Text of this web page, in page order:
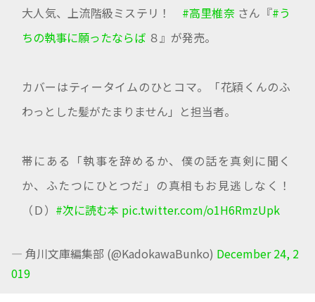
大人気、上流階級ミステリ！ #高里椎奈さん『#う
ちの執事に願ったならば ８』が発売。
カバーはティータイムのひとコマ。「花穎くんのふ
わっとした髪がたまりません」と担当者。
帯にある「執事を辞めるか、僕の話を真剣に聞く
か、ふたつにひとつだ」の真相もお見逃しなく！
（Ｄ） #次に読む本 pic.twitter.com/o1H6RmzUpk
— 角川文庫編集部 (@KadokawaBunko) December 24, 2
019